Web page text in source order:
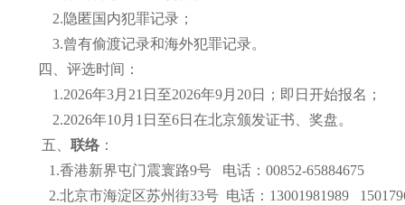
2.隐匿国内犯罪记录；
3.曾有偷渡记录和海外犯罪记录。
四、评选时间：
1.2026年3月 21 日至2026年9月 20日；即日开始报名；
2.2026年10月 1 日至6日在北京颁发证书、奖盘。
五、 联络 ：
1.香港新界屯门震寰路9号 电话： 00852-65884675
2.北京市海淀区苏州街33号 电话： 13001981989